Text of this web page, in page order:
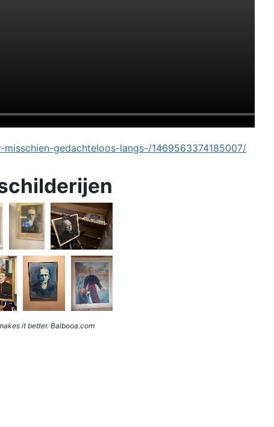
gedachteloos-langs-/1469563374185007/
it better. Balbooa.com